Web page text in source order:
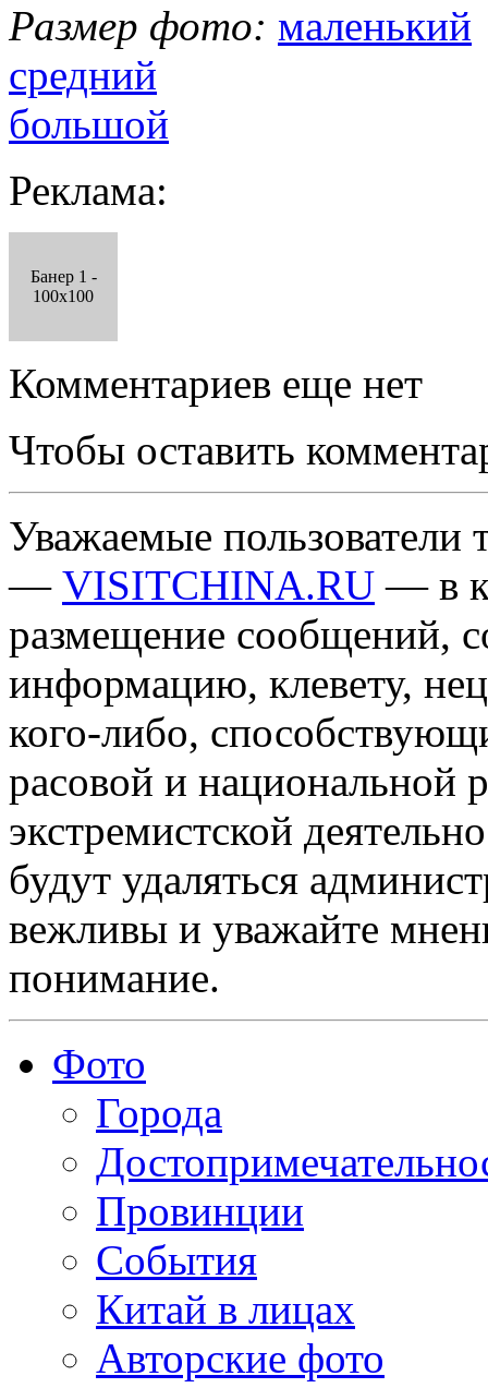
Размер фото: маленький
средний
большой
Реклама:
Банер 1 -
100x100
Комментариев еще нет
Чтобы оставить
Уважаемые пользователи
— VISITCHINA.RU — в
размещение сообщений,
информацию, клевету,
кого-либо,
расовой и национальной
экстремистской
будут удаляться
вежливы и уважайте
понимание.
Фото
Города
Провинции
События
Китай в лицах
Авторские фото